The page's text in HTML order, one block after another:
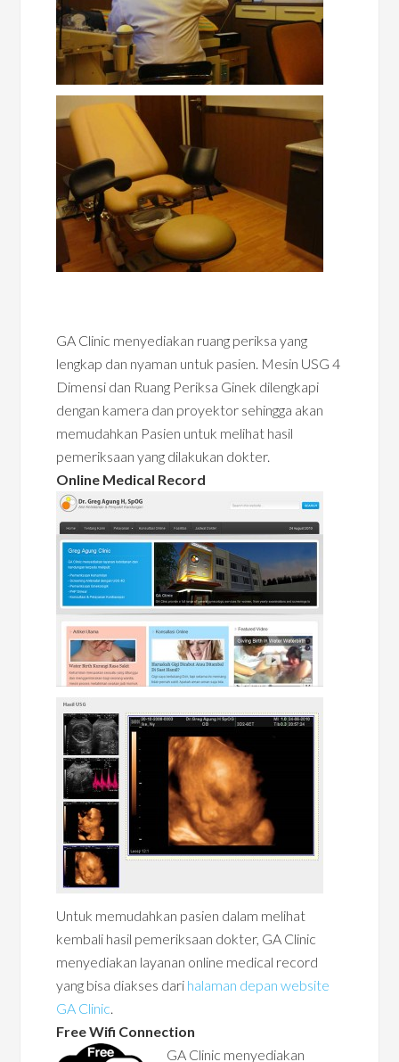
GA Clinic menyediakan ruang periksa yang
lengkap dan nyaman untuk pasien. Mesin USG 4
Dimensi dan Ruang Periksa Ginek dilengkapi
dengan kamera dan proyektor sehingga akan
memudahkan Pasien untuk melihat hasil
pemeriksaan yang dilakukan dokter.
Online Medical Record
Untuk memudahkan pasien dalam melihat
kembali hasil pemeriksaan dokter, GA Clinic
menyediakan layanan online medical record
yang bisa diakses dari halaman depan website
GA Clinic.
Free Wifi Connection
GA Clinic menyediakan